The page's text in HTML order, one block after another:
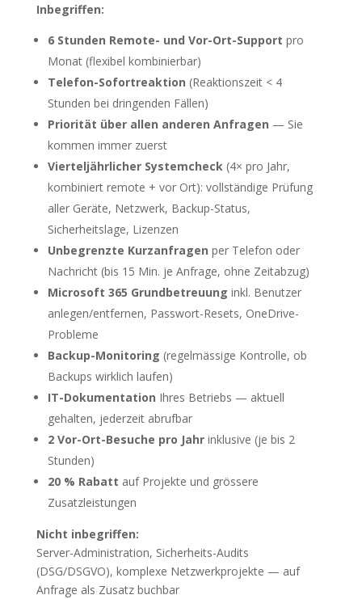
Inbegriffen:
6 Stunden Remote- und Vor-Ort-Support pro
Monat (flexibel kombinierbar)
Telefon-Sofortreaktion (Reaktionszeit < 4
Stunden bei dringenden Fällen)
Priorität über allen anderen Anfragen — Sie
kommen immer zuerst
Vierteljährlicher Systemcheck(4× pro Jahr,
kombiniert remote + vor Ort): vollständige Prüfung
aller Geräte, Netzwerk, Backup-Status,
Sicherheitslage, Lizenzen
Unbegrenzte Kurzanfragen per Telefon oder
Nachricht (bis 15 Min. je Anfrage, ohne Zeitabzug)
Microsoft 365 Grundbetreuung inkl. Benutzer
anlegen/entfernen, Passwort-Resets, OneDrive-
Probleme
Backup-Monitoring (regelmässige Kontrolle, ob
Backups wirklich laufen)
IT-Dokumentation Ihres Betriebs — aktuell
gehalten, jederzeit abrufbar
2 Vor-Ort-Besuche pro Jahrinklusive (je bis 2
Stunden)
20 % Rabatt auf Projekte und grössere
Zusatzleistungen
Nicht inbegriffen:
Server-Administration, Sicherheits-Audits
(DSG/DSGVO), komplexe Netzwerkprojekte — auf
Anfrage als Zusatz buchbar